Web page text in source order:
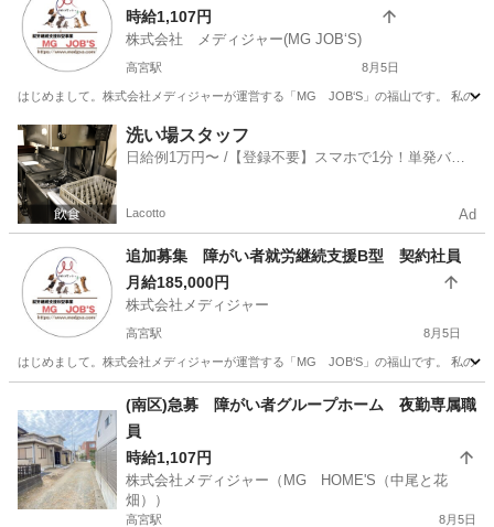
時給1,107円
株式会社 メディジャー(MG JOB‘S)
高宮駅 8月5日
はじめまして。株式会社メディジャーが運営する「MG JOB‘S」の福山です。 私の
福岡 福岡市 高宮駅 福祉
洗い場スタッフ
日給例1万円〜 /【登録不要】スマホで1分！単発バイ
Lacotto Ad
追加募集 障がい者就労継続支援B型 契約社員
月給185,000円
株式会社メディジャー
高宮駅 8月5日
はじめまして。株式会社メディジャーが運営する「MG JOB‘S」の福山です。 私の
高宮駅 その他 B型
(南区)急募 障がい者グループホーム 夜勤専属職
員
時給1,107円
株式会社メディジャー（MG HOME'S（中尾と花
畑））
高宮駅 8月5日